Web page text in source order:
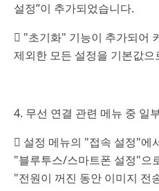
설정”이 추가되었습니다.
 "초기화" 기능이 추가되어
제외한 모든 설정을 기본값으
4. 무선 연결 관련 메뉴 중 일
 설정 메뉴의 "접속 설정"에
"블루투스/스마트폰 설정"으
"전원이 꺼진 동안 이미지 전